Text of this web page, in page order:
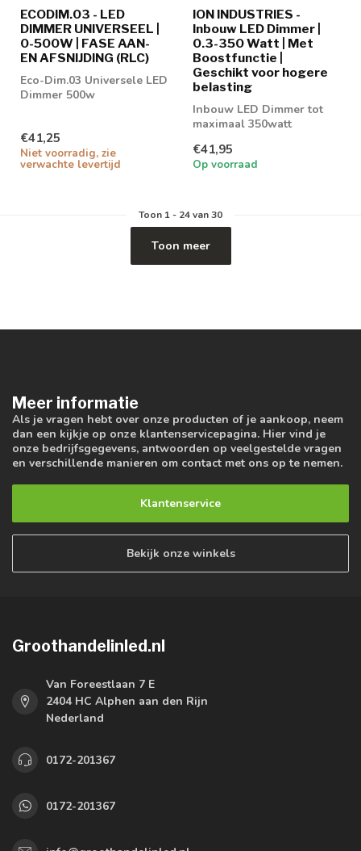
ECODIM.03 - LED
DIMMER UNIVERSEEL |
0-500W | FASE AAN-
EN AFSNIJDING (RLC)
Eco-Dim.03 Universele LED
Dimmer 500w
€41,25
Niet voorradig, zie
verwachte levertijd
ION INDUSTRIES -
Inbouw LED Dimmer |
0.3-350 Watt | Met
Boostfunctie |
Geschikt voor hogere
belasting
Inbouw LED Dimmer tot
maximaal 350watt
€41,95
Op voorraad
Toon 1- 24van 30
Toon meer
Meer informatie
Als je vragen hebt over onze producten of je aankoop, neem
dan een kijkje op onze klantenservicepagina. Hier vind je
onze bedrijfsgegevens, antwoorden op veelgestelde vragen
en verschillende manieren om contact met ons op te nemen.
Klantenservice
Bekijk onze winkels
Groothandelinled.nl
Van Foreestlaan 7 E
2404 HC Alphen aan den Rijn
Nederland
0172-201367
0172-201367